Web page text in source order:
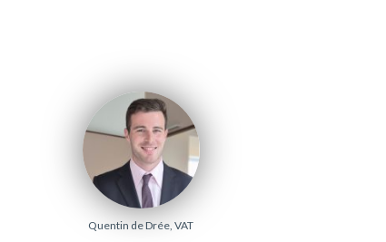
Quentin de Drée, VAT